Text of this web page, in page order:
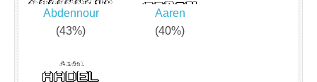
Abdennour
(43%)
Aaren
(40%)